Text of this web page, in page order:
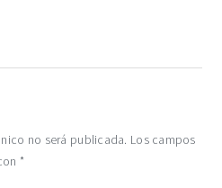
no será publicada. Los campos
*